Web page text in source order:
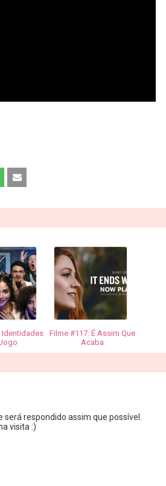
Identidades
Filme #117: É Assim Que
Acaba
respondido assim que possível.
visita :)